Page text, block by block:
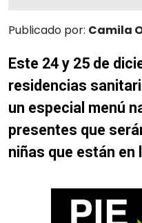
Publicado por: Camila
Este 24 y 25 de
residencias
un especial menú
presentes que
niñas que están en